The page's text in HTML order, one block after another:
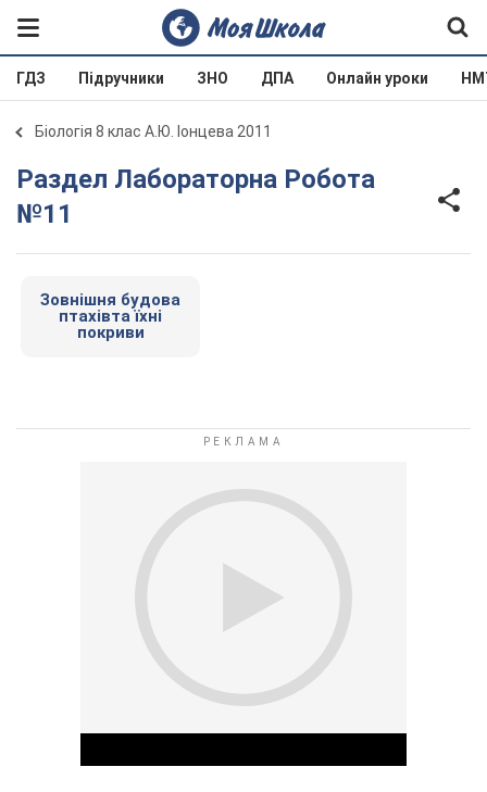
ГДЗ Підручники ЗНО ДПА Онлайн уроки
Біологія 8 клас А.Ю. Іонцева 2011
Раздел Лабораторна Робота
№11
Зовнішня будова
птахівта їхні
покриви